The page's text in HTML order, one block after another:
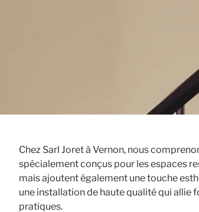
Chez Sarl Joret à Vernon, nous
spécialement conçus pour les espaces
mais ajoutent également une touche
une installation de haute qualité qui
pratiques.